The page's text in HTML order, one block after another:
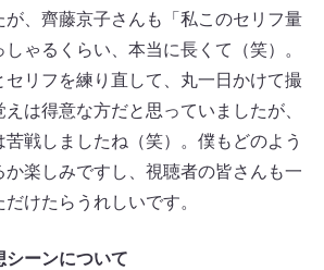
が、齊藤京子さんも「私このセリフ量
ゃるくらい、本当に長くて（笑）。
リフを練り直して、丸一日かけて撮
は得意な方だと思っていましたが、
戦しましたね（笑）。僕もどのよう
か楽しみですし、視聴者の皆さんも一
けたらうれしいです。
ーンについて